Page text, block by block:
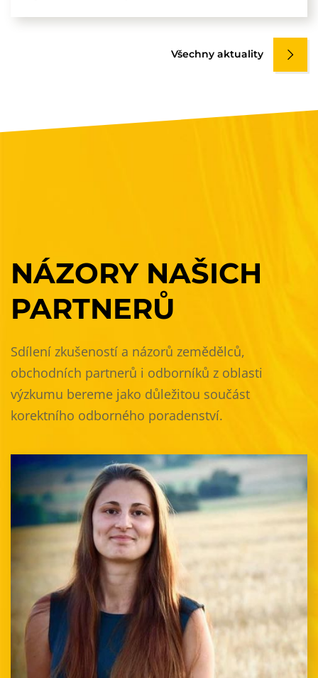
Všechny aktuality
NÁZORYNAŠICH
PARTNERŮ
Sdílení zkušeností a názorů zemědělců,
obchodních partnerů i odborníků z oblasti
výzkumu bereme jako důležitou součást
korektního odborného poradenství.